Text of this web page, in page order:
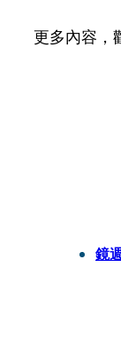
更多內容，
鏡